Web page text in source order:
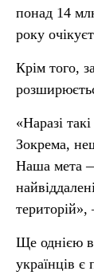
понад 14
року
Крім того,
«Наразі
Зокрема,
Наша мета
Ще однією
українців є